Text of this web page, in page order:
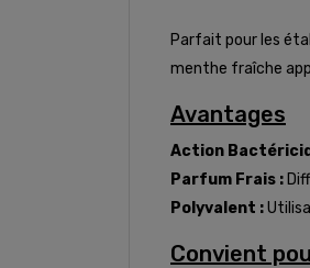
Parfait pour les
menthe fraîche
Avantages
Action
Parfum Frais :
Polyvalent :
Convient